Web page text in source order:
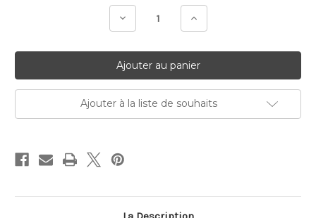
Diminuer Augmenter
Ajouter à la liste de souhaits